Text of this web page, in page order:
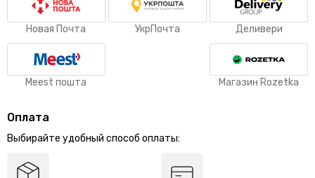
Новая Почта УкрПочта Деливери
Meest пошта Магазин Rozetka
Оплата
Выбирайте удобный способ оплаты: